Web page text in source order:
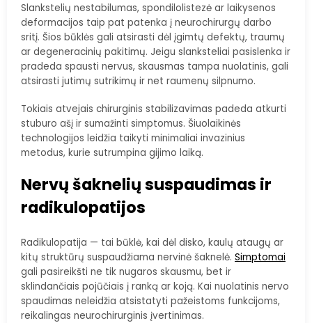
Slankstelių nestabilumas, spondilolistezė ar laikysenos
deformacijos taip pat patenka į neurochirurgų darbo
sritį. Šios būklės gali atsirasti dėl įgimtų defektų, traumų
ar degeneracinių pakitimų. Jeigu slanksteliai pasislenka ir
pradeda spausti nervus, skausmas tampa nuolatinis, gali
atsirasti jutimų sutrikimų ir net raumenų silpnumo.
Tokiais atvejais chirurginis stabilizavimas padeda atkurti
stuburo ašį ir sumažinti simptomus. Šiuolaikinės
technologijos leidžia taikyti minimaliai invazinius
metodus, kurie sutrumpina gijimo laiką.
Nervų šaknelių suspaudimas ir
radikulopatijos
Radikulopatija — tai būklė, kai dėl disko, kaulų ataugų ar
kitų struktūrų suspaudžiama nervinė šaknelė. Simptomai
gali pasireikšti ne tik nugaros skausmu, bet ir
sklindančiais pojūčiais į ranką ar koją. Kai nuolatinis nervo
spaudimas neleidžia atsistatyti pažeistoms funkcijoms,
reikalingas neurochirurginis įvertinimas.